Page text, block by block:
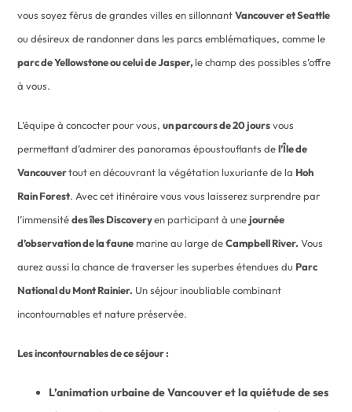
vous soyez férus de grandes villes en sillonnantVancouver et Seattle
ou désireux de randonner dans les parcs emblématiques, comme le
parc de Yellowstone ou celui de Jasper,le champ des possibles s’offre
à vous.
L’équipe à concocter pour vous,un parcours de 20 joursvous
permettant d’admirer des panoramas époustouflants del’Île de
Vancouvertout en découvrant la végétation luxuriante de la Hoh
Rain Forest. Avec cet itinéraire vous vous laisserez surprendre par
l’immensitédes îles Discoveryen participant à unejournée
d’observation de la faunemarine au large deCampbell River. Vous
aurez aussi la chance de traverser les superbes étendues du Parc
National du Mont Rainier. Un séjour inoubliable combinant
incontournables et nature préservée.
Les incontournables de ce séjour :
L’animation urbaine de Vancouver et la quiétude de ses